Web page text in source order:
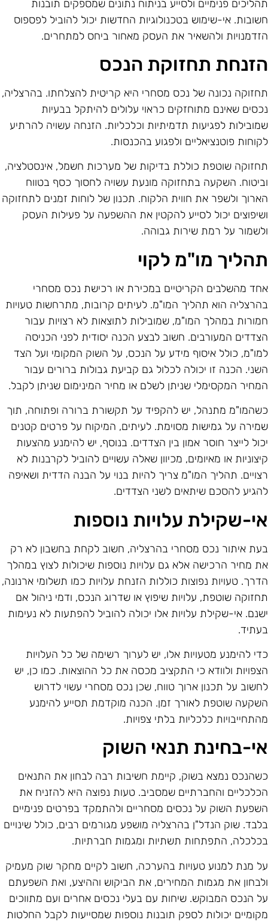
פנימיים ולסייע בניתוח נתונים שמספקים תובנות
אי-שימוש בטכנולוגיות החדשות יכול להוביל לפספוס
ולהשאיר את העסק מאחור ביחס למתחרים.
תחזוקת הנכס
נכונה של נכס מסחרי היא קריטית להצלחתו. בהרצליה,
שאינם מתוחזקים כראוי עלולים להיתקל בבעיות
לפגיעות תדמיתיות וכלכליות. הזנחה עשויה להרתיע
פוטנציאליים ולפגוע בהכנסות.
שוטפת כוללת בדיקות של מערכות חשמל, אינסטלציה,
השקעה בתחזוקה מונעת עשויה לחסוך כסף בטווח
ולשפר את חווית הלקוח. תכנון של לוחות זמנים לתחזוקה
יכול לסייע להקטין את ההשפעה על פעילות העסק
על רמת שירות גבוהה.
מו"מ לקוי
מהשלבים הקריטיים במכירת או רכישת נכס מסחרי
הוא תהליך המו"מ. לעיתים קרובות, מתרחשות טעויות
במהלך המו"מ, שמובילות לתוצאות לא רצויות עבור
המעורבים. חשוב לבצע הכנה יסודית לפני הכניסה
כולל איסוף מידע על הנכס, על השוק המקומי ועל הצד
הכנה זו יכולה לכלול גם קביעת גבולות ברורים עבור
המקסימלי שניתן לשלם או מחיר המינימום שניתן לקבל.
מתנהל, יש להקפיד על תקשורת ברורה ופתוחה, תוך
על גמישות מסוימת. לעיתים, המיקוח על פרטים קטנים
לייצר חוסר אמון בין הצדדים. בנוסף, יש להימנע מהצעות
או מאיומים, מכיוון שאלה עשויים להוביל לקרבנות לא
תהליך המו"מ צריך להיות בנוי על הבנה הדדית ושאיפה
להסכם שיתאים לשני הצדדים.
שקילת עלויות נוספות
איתור נכס מסחרי בהרצליה, חשוב לקחת בחשבון לא רק
מחיר הרכישה אלא גם עלויות נוספות שיכולות לצוץ במהלך
טעויות נפוצות כוללות הזנחת עלויות כמו תשלומי ארנונה,
שוטפת, עלויות שיפוץ או שדרוג הנכס, ודמי ניהול אם
אי-שקילת עלויות אלו יכולה להוביל להפתעות לא נעימות
להימנע מטעויות אלו, יש לערוך רשימה של כל העלויות
ולוודא כי התקציב מכסה את כל ההוצאות. כמו כן, יש
על תכנון ארוך טווח, שכן נכס מסחרי עשוי לדרוש
שוטפת לאורך זמן. הכנה מוקדמת תסייע להימנע
כלכליות בלתי צפויות.
בחינת תנאי השוק
נמצא בשוק, קיימת חשיבות רבה לבחון את התנאים
והחברתיים שמסביב. טעות נפוצה היא להזניח את
השוק על נכסים מסחריים ולהתמקד בפרטים פנימיים
שוק הנדל"ן בהרצליה מושפע מגורמים רבים, כולל שינויים
התפתחות תשתיות ומגמות חברתיות.
מנת למנוע טעויות בהערכה, חשוב לקיים מחקר שוק מעמיק
את מגמות המחירים, את הביקוש וההיצע, ואת השפעתם
הנכס המבוקש. שיחות עם בעלי נכסים אחרים ועם מתווכים
יכולות לספק תובנות נוספות שמסייעות לקבל החלטות